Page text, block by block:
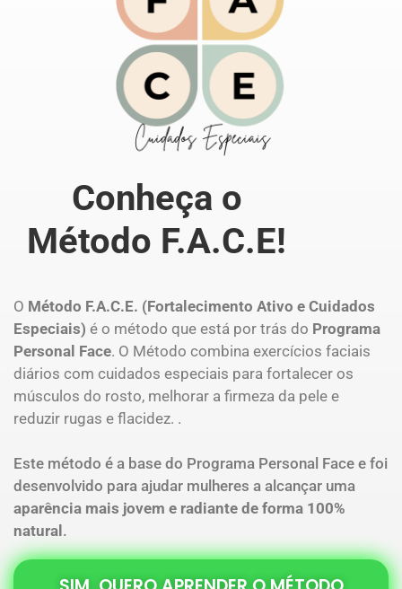
Conheça o
Método F.A.C.E!
O Método F.A.C.E. (Fortalecimento Ativo e Cuidados
Especiais) é o método que está por trás do Programa
Personal Face. O Método combina exercícios faciais
diários com cuidados especiais para fortalecer os
músculos do rosto, melhorar a firmeza da pele e
reduzir rugas e flacidez. .
Este método é a base do Programa Personal Face e foi
desenvolvido para ajudar mulheres a alcançar uma
aparência mais jovem e radiante de forma 100%
natural .